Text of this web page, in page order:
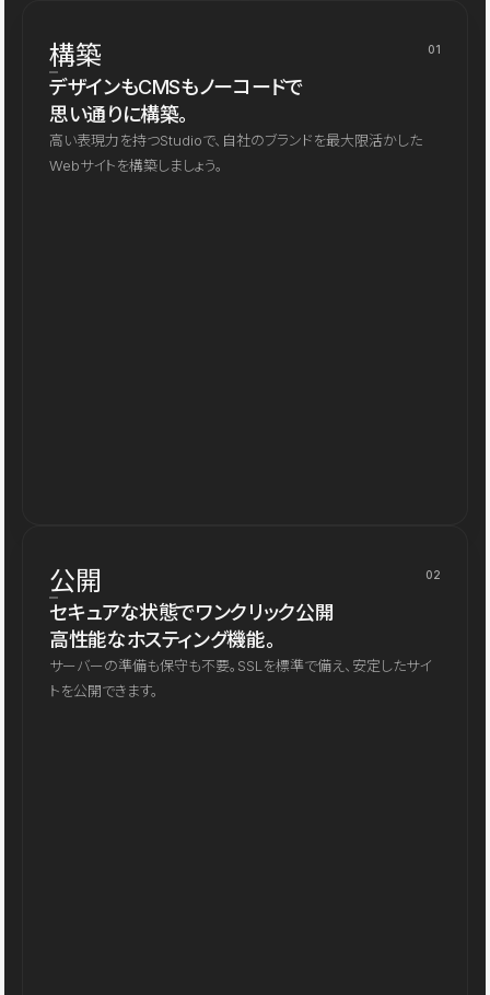
構築 01
デザインもCMSもノーコードで
思い通りに構築。
高い表現力を持つStudioで、自社のブランドを最大限活かした
Webサイトを構築しましょう。
公開 02
セキュアな状態でワンクリック公開
高性能なホスティング機能。
サーバーの準備も保守も不要。SSLを標準で備え、安定したサイ
トを公開できます。